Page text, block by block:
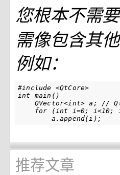
您根本不需
需像包含其
例如：
#include <QtCore>
int main()
QVector<int> a; //
for (int i=0; i<10;
推荐文章